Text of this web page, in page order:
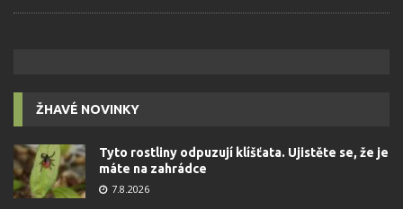
ŽHAVÉ NOVINKY
Tyto rostliny odpuzují klíšťata. Ujistěte se, že je
máte na zahrádce
7.8.2026